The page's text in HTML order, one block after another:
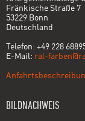
Fränkische Straße 7
53229 Bonn
Deutschland
Telefon: +49 228
E-Mail: ral-
BILDNACHWEIS